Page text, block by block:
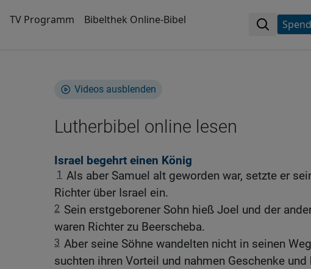
TV Programm Bibelthek Online-Bibel
Videos ausblenden
Lutherbibel online lesen
Israel begehrt einen König
1 Als aber Samuel alt geworden war, setzte er
Richter über Israel ein.
2 Sein erstgeborener Sohn hieß Joel und der
waren Richter zu Beerscheba.
3 Aber seine Söhne wandelten nicht in seinen
suchten ihren Vorteil und nahmen Geschenke und